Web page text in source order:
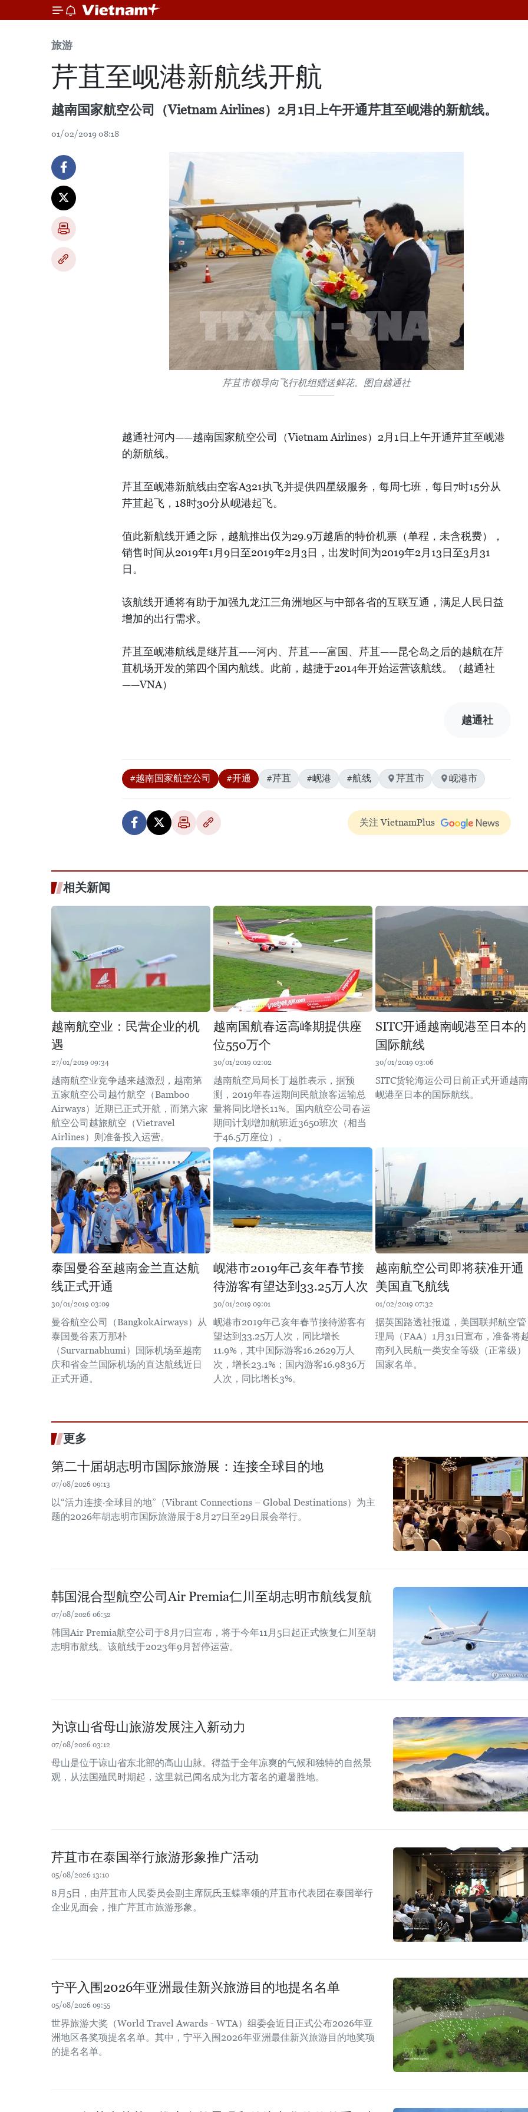
旅游
芹苴至岘港新航线开航
越南国家航空公司（Vietnam Airlines）2月1日上午开通芹苴至岘港的新航线。
01/02/2019 08:18
芹苴市领导向飞行机组赠送鲜花。图自越通社
越通社河内——越南国家航空公司（Vietnam Airlines）2月1日上午开通芹苴至岘港
的新航线。
芹苴至岘港新航线由空客A321执飞并提供四星级服务，每周七班，每日7时15分从
芹苴起飞，18时30分从岘港起飞。
值此新航线开通之际，越航推出仅为29.9万越盾的特价机票（单程，未含税费），
销售时间从2019年1月9日至2019年2月3日，出发时间为2019年2月13日至3月31
日。
该航线开通将有助于加强九龙江三角洲地区与中部各省的互联互通，满足人民日益
增加的出行需求。
芹苴至岘港航线是继芹苴——河内、芹苴——富国、芹苴——昆仑岛之后的越航在芹
苴机场开发的第四个国内航线。此前，越捷于2014年开始运营该航线。（越通社
——VNA）
越通社
#越南国家航空公司 #开通 #芹苴 #岘港 #航线 芹苴市 岘港市
关注 VietnamPlus
相关新闻
越南航空业：民营企业的机
遇
27/01/2019 09:34
越南航空业竞争越来越激烈，越南第
五家航空公司越竹航空（Bamboo
Airways）近期已正式开航，而第六家
航空公司越旅航空（Vietravel
Airlines）则准备投入运营。
越南国航春运高峰期提供座
位550万个
30/01/2019 02:02
越南航空局局长丁越胜表示，据预
测，2019年春运期间民航旅客运输总
量将同比增长11%。国内航空公司春运
期间计划增加航班近3650班次（相当
于46.5万座位）。
SITC开通越南岘港至日本的
国际航线
30/01/2019 03:06
SITC货轮海运公司日前正式开通越南
岘港至日本的国际航线。
泰国曼谷至越南金兰直达航
线正式开通
30/01/2019 03:09
曼谷航空公司（BangkokAirways）从
泰国曼谷素万那朴
（Survarnabhumi）国际机场至越南
庆和省金兰国际机场的直达航线近日
正式开通。
岘港市2019年己亥年春节接
待游客有望达到33.25万人次
30/01/2019 09:01
岘港市2019年己亥年春节接待游客有
望达到33.25万人次，同比增长
11.9%，其中国际游客16.2629万人
次，增长23.1%；国内游客16.9836万
人次，同比增长3%。
越南航空公司即将获准开通
美国直飞航线
01/02/2019 07:32
据英国路透社报道，美国联邦航空管
理局（FAA）1月31日宣布，准备将
南列入民航一类安全等级（正常级）
国家名单。
更多
第二十届胡志明市国际旅游展：连接全球目的地
07/08/2026 09:13
以“活力连接·全球目的地”（Vibrant Connections – Global Destinations）为主
题的2026年胡志明市国际旅游展于8月27日至29日展会举行。
韩国混合型航空公司Air Premia仁川至胡志明市航线复航
07/08/2026 06:52
韩国Air Premia航空公司于8月7日宣布，将于今年11月5日起正式恢复仁川至胡
志明市航线。该航线于2023年9月暂停运营。
为谅山省母山旅游发展注入新动力
07/08/2026 03:12
母山是位于谅山省东北部的高山山脉。得益于全年凉爽的气候和独特的自然景
观，从法国殖民时期起，这里就已闻名成为北方著名的避暑胜地。
芹苴市在泰国举行旅游形象推广活动
05/08/2026 13:10
8月5日，由芹苴市人民委员会副主席阮氏玉蝶率领的芹苴市代表团在泰国举行
企业见面会，推广芹苴市旅游形象。
宁平入围2026年亚洲最佳新兴旅游目的地提名名单
05/08/2026 09:55
世界旅游大奖（World Travel Awards - WTA）组委会近日正式公布2026年亚
洲地区各奖项提名名单。其中，宁平入围2026年亚洲最佳新兴旅游目的地奖项
的提名名单。